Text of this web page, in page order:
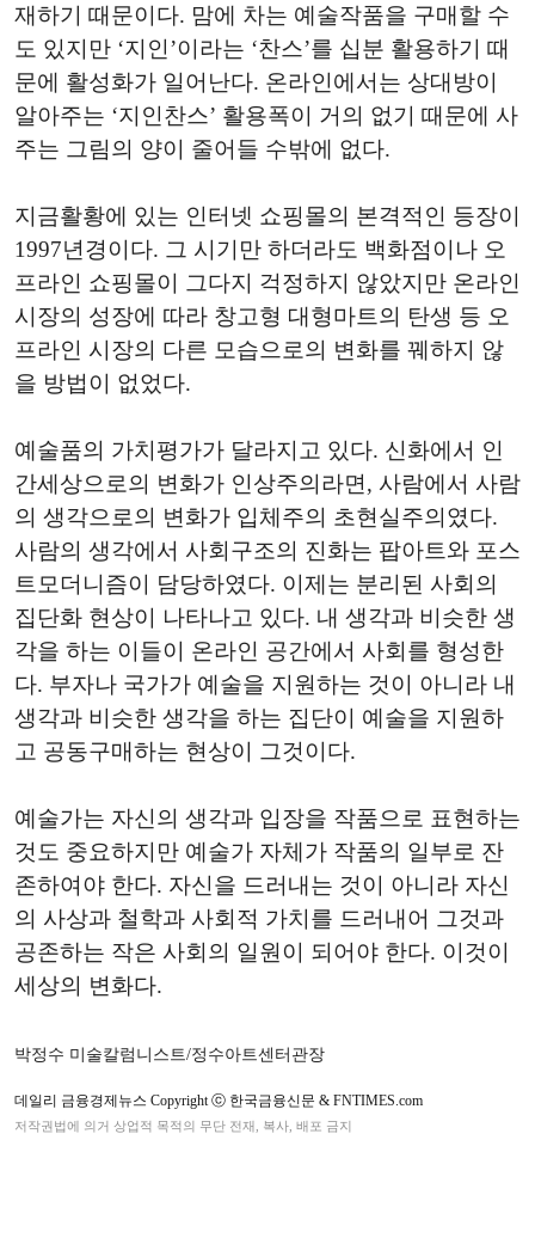
재하기 때문이다. 맘에 차는 예술작품을 구매할 수
도 있지만 ‘지인’이라는 ‘찬스’를 십분 활용하기 때
문에 활성화가 일어난다. 온라인에서는 상대방이
알아주는 ‘지인찬스’ 활용폭이 거의 없기 때문에 사
주는 그림의 양이 줄어들 수밖에 없다.
지금활황에 있는 인터넷 쇼핑몰의 본격적인 등장이
1997년경이다. 그 시기만 하더라도 백화점이나 오
프라인 쇼핑몰이 그다지 걱정하지 않았지만 온라인
시장의 성장에 따라 창고형 대형마트의 탄생 등 오
프라인 시장의 다른 모습으로의 변화를 꿰하지 않
을 방법이 없었다.
예술품의 가치평가가 달라지고 있다. 신화에서 인
간세상으로의 변화가 인상주의라면, 사람에서 사람
의 생각으로의 변화가 입체주의 초현실주의였다.
사람의 생각에서 사회구조의 진화는 팝아트와 포스
트모더니즘이 담당하였다. 이제는 분리된 사회의
집단화 현상이 나타나고 있다. 내 생각과 비슷한 생
각을 하는 이들이 온라인 공간에서 사회를 형성한
다. 부자나 국가가 예술을 지원하는 것이 아니라 내
생각과 비슷한 생각을 하는 집단이 예술을 지원하
고 공동구매하는 현상이 그것이다.
예술가는 자신의 생각과 입장을 작품으로 표현하는
것도 중요하지만 예술가 자체가 작품의 일부로 잔
존하여야 한다. 자신을 드러내는 것이 아니라 자신
의 사상과 철학과 사회적 가치를 드러내어 그것과
공존하는 작은 사회의 일원이 되어야 한다. 이것이
세상의 변화다.
박정수 미술칼럼니스트/정수아트센터관장
데일리 금융경제뉴스 Copyright ⓒ 한국금융신문 & FNTIMES.com
저작권법에 의거 상업적 목적의 무단 전재, 복사, 배포 금지